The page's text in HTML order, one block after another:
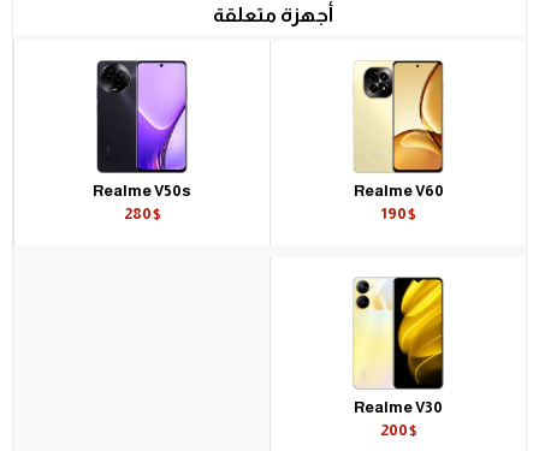
أجهزة متعلقة
Realme V60
190$
Realme V50s
280$
Realme V30
200$